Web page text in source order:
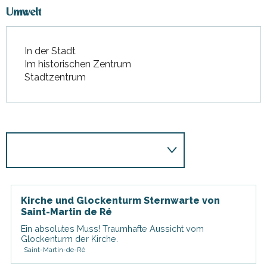
Umwelt
In der Stadt
Im historischen Zentrum
Stadtzentrum
Kirche und Glockenturm Sternwarte von
Saint-Martin de Ré
Ein absolutes Muss! Traumhafte Aussicht vom
Glockenturm der Kirche.
Saint-Martin-de-Ré